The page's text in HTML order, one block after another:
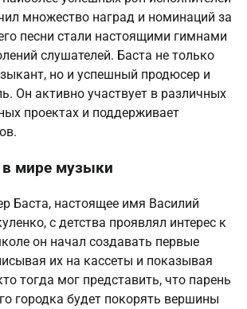
множество наград и номинаций за
песни стали настоящими гимнами
слушателей. Баста не только
но и успешный продюсер и
Он активно участвует в различных
проектах и поддерживает
мире музыки
Баста, настоящее имя Василий
с детства проявлял интерес к
он начал создавать первые
их на кассеты и показывая
тогда мог представить, что парень
городка будет покорять вершины